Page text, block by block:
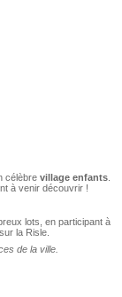
célèbre village enfants
à venir découvrir !
lots, en participant à
la Risle.
de la ville.